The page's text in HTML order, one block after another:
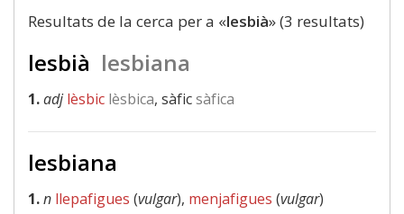
Resultats de la cerca per a «lesbià» (3 resultats)
lesbià lesbiana
1.adj lèsbic lèsbica, sàficsàfica
lesbiana
1.n llepafigues (vulgar), menjafigues (vulgar)